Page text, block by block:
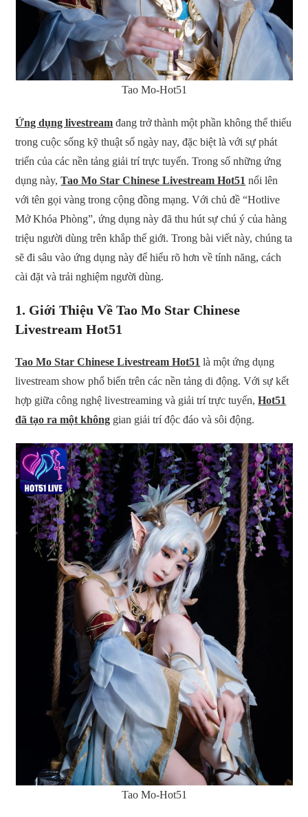
Tao Mo-Hot51
Ứng dụng livestream đang trở thành một phần không thể thiếu
trong cuộc sống kỹ thuật số ngày nay, đặc biệt là với sự phát
triển của các nền tảng giải trí trực tuyến. Trong số những ứng
dụng này,Tao Mo Star Chinese Livestream Hot51 nổi lên
với tên gọi vàng trong cộng đồng mạng. Với chủ đề “Hotlive
Mở Khóa Phòng”, ứng dụng này đã thu hút sự chú ý của hàng
triệu người dùng trên khắp thế giới. Trong bài viết này, chúng ta
sẽ đi sâu vào ứng dụng này để hiểu rõ hơn về tính năng, cách
cài đặt và trải nghiệm người dùng.
1. Giới Thiệu Về Tao Mo Star Chinese
Livestream Hot51
Tao Mo Star Chinese Livestream Hot51 là một ứng dụng
livestream show phổ biến trên các nền tảng di động. Với sự kết
hợp giữa công nghệ livestreaming và giải trí trực tuyến,Hot51
đã tạo ra một không gian giải trí độc đáo và sôi động.
Tao Mo-Hot51